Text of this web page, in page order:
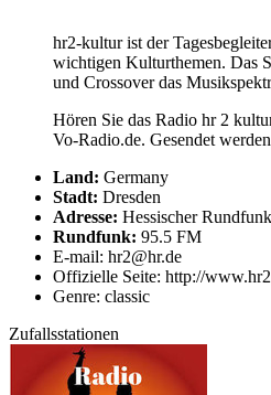
hr2-kultur ist der
wichtigen Kulturthemen. Das
und Crossover das
Hören Sie das Radio hr 2
Vo-Radio.de. Gesendet
Land: Germany
Stadt: Dresden
Adresse: Hessischer
Rundfunk: 95.5 FM
E-mail: hr2@hr.de
Offizielle Seite: http://
Genre: classic
Zufallsstationen